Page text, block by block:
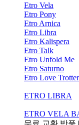
Etro Vela
Etro Pony
Etro Arnica
Etro Libra
Etro Kalispera
Etro Talk
Etro Unfold Me
Etro Saturno
Etro Love Trotter
ETRO LIBRA
ETRO VELA
무료 교환,반품